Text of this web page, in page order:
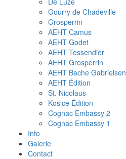
Gourry de Chadeville
Grosperrin
AEHT Camus
AEHT Godet
AEHT Tessendier
AEHT Grosperrin
AEHT Bache Gabrielsen
AEHT Édition
St. Nicolaus
Košice Édition
Cognac Embassy 2
Cognac Embassy 1
Info
Galerie
Contact